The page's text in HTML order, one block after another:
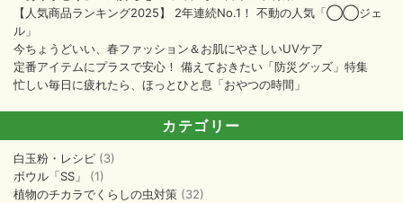
【人気商品ランキング2025】 2年連続No.1！ 不動の人気「◯◯ジェ
ル」
今ちょうどいい、春ファッション＆お肌にやさしいUVケア
定番アイテムにプラスで安心！ 備えておきたい「防災グッズ」特集
忙しい毎日に疲れたら、ほっとひと息「おやつの時間」
カテゴリー
白玉粉・レシピ (3)
ボウル「SS」
(1)
植物のチカラでくらしの虫対策 (32)